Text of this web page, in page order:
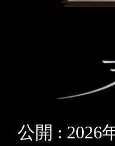
公開 : 2026